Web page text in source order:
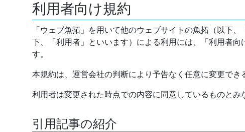
利用者向け規約
「ウェブ魚拓」を用いて他のウェブサイトの魚拓（以下
下、「利用者」といいます）による利用には、「利用者
す。
本規約は、運営会社の判断により予告なく任意に変更でき
利用者は変更された時点での内容に同意しているものとみ
引用記事の紹介